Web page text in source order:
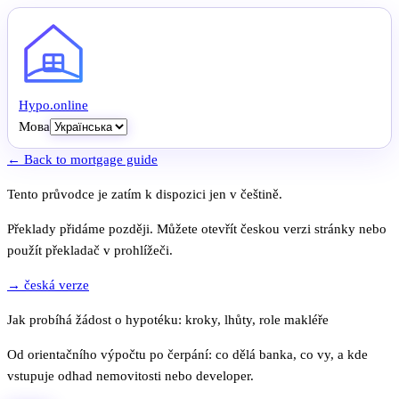
Hypo.online
Мова
← Back to mortgage guide
Tento průvodce je zatím k dispozici jen v češtině.
Překlady přidáme později. Můžete otevřít českou verzi stránky nebo
použít překladač v prohlížeči.
→ česká verze
Jak probíhá žádost o hypotéku: kroky, lhůty, role makléře
Od orientačního výpočtu po čerpání: co dělá banka, co vy, a kde
vstupuje odhad nemovitosti nebo developer.